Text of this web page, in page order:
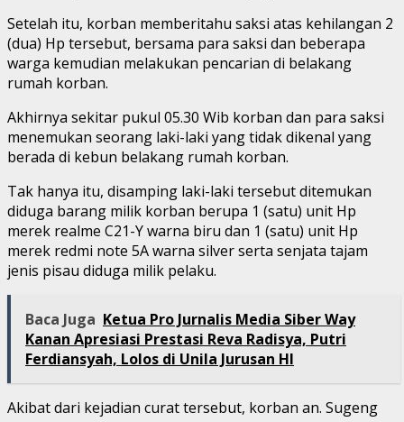
Setelah itu, korban memberitahu saksi atas kehilangan 2
(dua) Hp tersebut, bersama para saksi dan beberapa
warga kemudian melakukan pencarian di belakang
rumah korban.
Akhirnya sekitar pukul 05.30 Wib korban dan para saksi
menemukan seorang laki-laki yang tidak dikenal yang
berada di kebun belakang rumah korban.
Tak hanya itu, disamping laki-laki tersebut ditemukan
diduga barang milik korban berupa 1 (satu) unit Hp
merek realme C21-Y warna biru dan 1 (satu) unit Hp
merek redmi note 5A warna silver serta senjata tajam
jenis pisau diduga milik pelaku.
Baca Juga Ketua Pro Jurnalis Media Siber Way
Kanan Apresiasi Prestasi Reva Radisya, Putri
Ferdiansyah, Lolos di Unila Jurusan HI
Akibat dari kejadian curat tersebut, korban an. Sugeng